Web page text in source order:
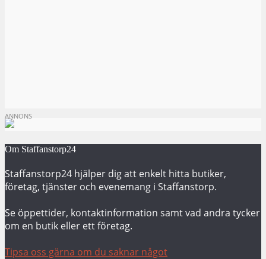
ANNONS
Om Staffanstorp24
Staffanstorp24 hjälper dig att enkelt hitta butiker,
företag, tjänster och evenemang i Staffanstorp.
Se öppettider, kontaktinformation samt vad andra tycker
om en butik eller ett företag.
Tipsa oss gärna om du saknar något